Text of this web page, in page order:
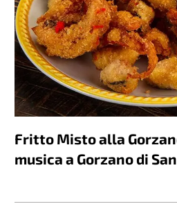
Fritto Misto alla
musica a Gorzano di